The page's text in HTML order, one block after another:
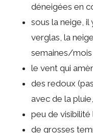
déneigées en
sous la neige,
verglas, la
semaines/mois
le vent qui
des redoux
avec de la
peu de visibilité
de grosses